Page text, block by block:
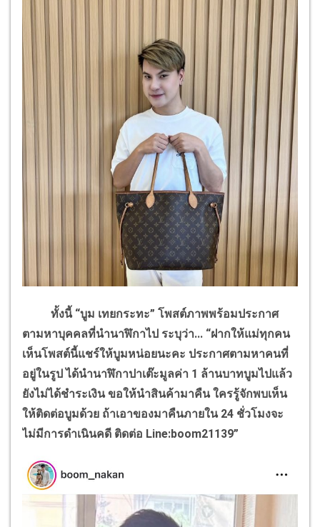
ทั้งนี้ “บูม เทยกระทะ” โพสต์ภาพพร้อมประกาศ
ตามหาบุคคลที่นำนาฬิกาไป ระบุว่า... “ฝากให้แม่ทุกคน
เห็นโพสต์นี้แชร์ให้บูมหน่อยนะคะ ประกาศตามหาคนที่
อยู่ในรูป ได้นำนาฬิกาปาเต๊ะมูลค่า 1 ล้านบาทบูมไปแล้ว
ยังไม่ได้ชำระเงิน ขอให้นำสินค้ามาคืน ใครรู้จักพบเห็น
ให้ติดต่อบูมด้วย ถ้าเอาของมาคืนภายใน 24 ชั่วโมงจะ
ไม่มีการดำเนินคดี ติดต่อ Line:boom21139”